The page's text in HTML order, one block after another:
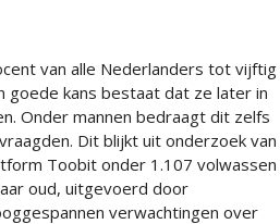
van alle Nederlanders tot vijftig
goede kans bestaat dat ze later in
Onder mannen bedraagt dit zelfs
Dit blijkt uit onderzoek van
Toobit onder 1.107 volwassen
oud, uitgevoerd door
verwachtingen over